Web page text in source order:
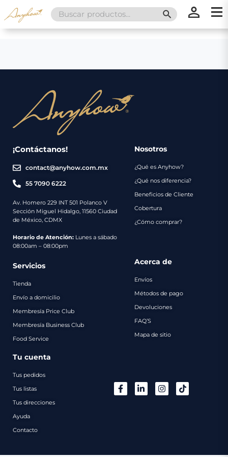
Search
for:
SEARCH
¡Contáctanos!
contact@anyhow.com.mx
55 7090 6222
Av. Homero 229 INT 501 Polanco V
Sección Miguel Hidalgo, 11560 Ciudad
de México, CDMX
Horario de Atención: Lunes a sábado
08:00am – 08:00pm
Nosotros
¿Qué es Anyhow?
¿Qué nos diferencia?
Beneficios de Cliente
Cobertura
¿Cómo comprar?
Servicios
Tienda
Envío a domicilio
Membresía Price Club
Membresía Business Club
Food Service
Acerca de
Envíos
Métodos de pago
Devoluciones
FAQ’S
Mapa de sitio
Tu cuenta
Tus pedidos
Tus listas
Tus direcciones
Ayuda
Contacto
Nosotros
Servicios
Envíos
Métodos
de
Catálogo
Regalos
Contacto